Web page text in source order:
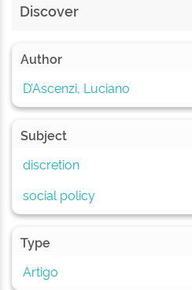
Discover
Author
D’Ascenzi, Luciano
Subject
discretion
social policy
Type
Artigo